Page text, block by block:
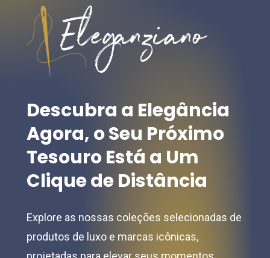
Descubra a Elegância
Agora,oSeu Próximo
TesouroEstá a Um
CliquedeDistância
Explore as nossas coleções selecionadas de
produtos de luxo e marcas icônicas,